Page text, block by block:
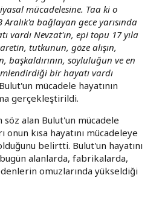
mücadelesine. Taa ki o
Aralık'a bağlayan gece yarısında
vardı Nevzat'ın, epi topu 17 yıla
tutkunun, göze alışın,
başkaldırının, soyluluğun ve en
bir hayatı vardı
mücadele hayatının
gerçekleştirildi.
söz alan Bulut'un mücadele
onun kısa hayatını mücadeleye
belirtti. Bulut'un hayatını
alanlarda, fabrikalarda,
omuzlarında yükseldiği